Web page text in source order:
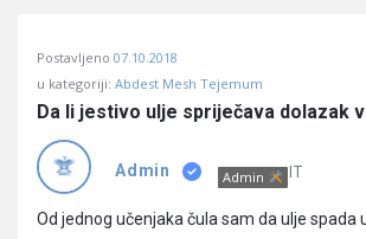
Učene
Latest
Pitanja
Postavljeno 07.10.2018
u kategoriji: Abdest Mesh Tejemum
Da li jestivo ulje spriječava dolazak
Admin Admin IT
Od jednog učenjaka čula sam da ulje spada